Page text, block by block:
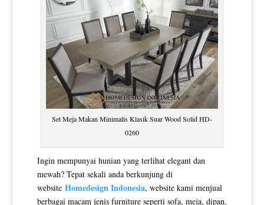
Set Meja Makan Minimalis Klasik Suar Wood Solid HD-
0260
Ingin mempunyai hunian yang terlihat elegant dan
mewah? Tepat sekali anda berkunjung di
website Homedesign Indonesia, website kami menjual
berbagai macam jenis furniture seperti sofa, meja, dipan,